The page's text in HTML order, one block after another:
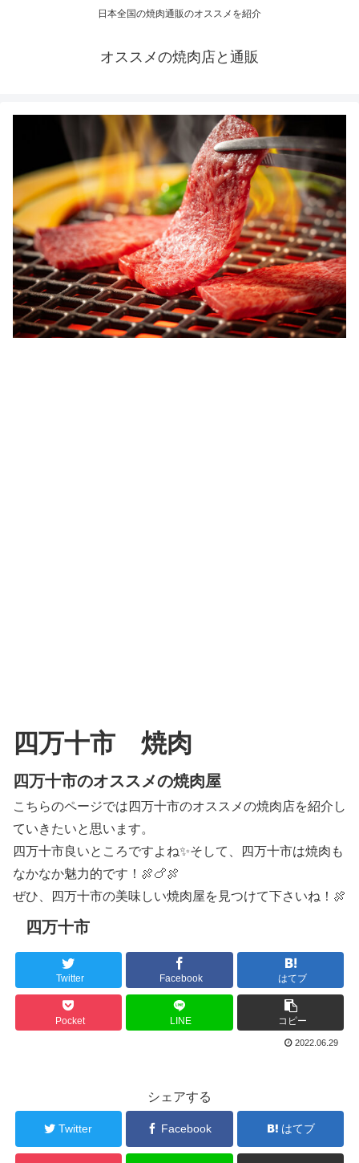
日本全国の焼肉通販のオススメを紹介
オススメの焼肉店と通販
四万十市 焼肉
四万十市のオススメの焼肉屋
こちらのページでは四万十市のオススメの焼肉店を紹介し
ていきたいと思います。
四万十市良いところですよね✨そして、四万十市は焼肉も
なかなか魅力的です！🍖🍗🍖
ぜひ、四万十市の美味しい焼肉屋を見つけて下さいね！🍖
四万十市
Twitter Facebook はてブ
Pocket LINE コピー
2022.06.29
シェアする
Twitter Facebook はてブ